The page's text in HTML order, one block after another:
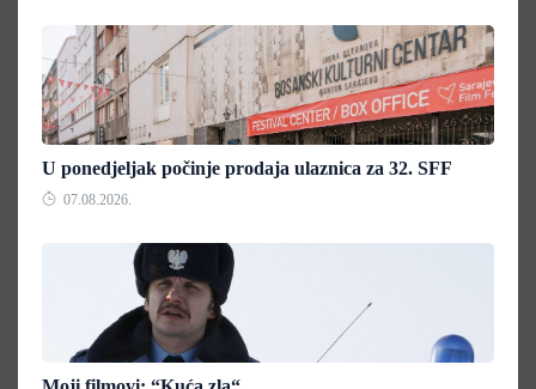
U ponedjeljak počinje prodaja ulaznica za 32. SFF
07.08.2026.